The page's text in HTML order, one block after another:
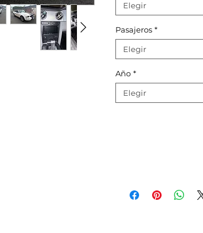
Elegir
Pasajeros *
Elegir
Año *
Elegir